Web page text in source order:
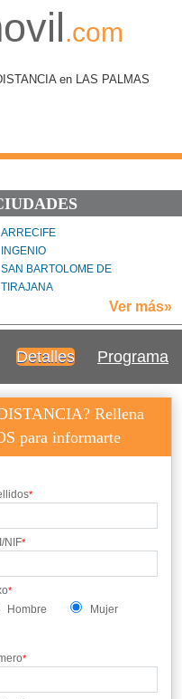
.com
en LAS PALMAS
ARRECIFE
INGENIO
SAN BARTOLOME DE
TIRAJANA
Ver más»
Detalles Programa
Rellena
para informarte
*
NIF*
*
Hombre Mujer
*